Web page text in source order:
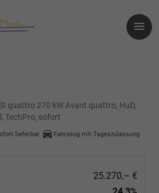
quattro 270 kW Avant quattro, HuD,
TechPro, sofort
lieferbar
Fahrzeug mit Tageszulassung
25.270,– €